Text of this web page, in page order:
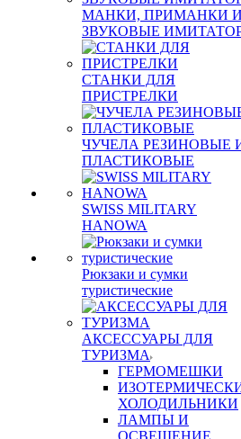
МАНКИ, ПРИМАНКИ И
ЗВУКОВЫЕ
СТАНКИ ДЛЯ
ПРИСТРЕЛКИ
ЧУЧЕЛА РЕЗИНОВЫЕ
ПЛАСТИКОВЫЕ
SWISS MILITARY
HANOWA
Рюкзаки и сумки
туристические
АКСЕССУАРЫ ДЛЯ
ТУРИЗМА
ГЕРМОМЕШКИ
ХОЛОДИЛЬНИКИ
ЛАМПЫ И
ОСВЕЩЕНИЕ